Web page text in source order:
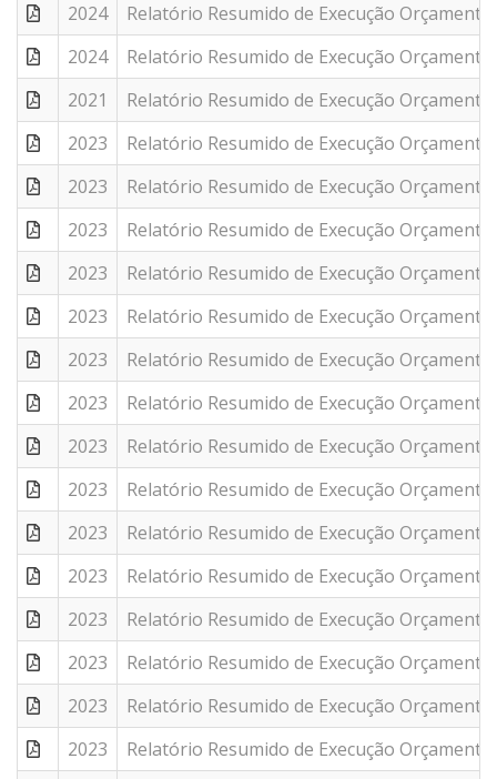
2024
Relatório Resumido de Execução
2024
Relatório Resumido de Execução
2021
Relatório Resumido de Execução
2023
Relatório Resumido de Execução
2023
Relatório Resumido de Execução
2023
Relatório Resumido de Execução
2023
Relatório Resumido de Execução
2023
Relatório Resumido de Execução
2023
Relatório Resumido de Execução
2023
Relatório Resumido de Execução
2023
Relatório Resumido de Execução
2023
Relatório Resumido de Execução
2023
Relatório Resumido de Execução
2023
Relatório Resumido de Execução
2023
Relatório Resumido de Execução
2023
Relatório Resumido de Execução
2023
Relatório Resumido de Execução
2023
Relatório Resumido de Execução